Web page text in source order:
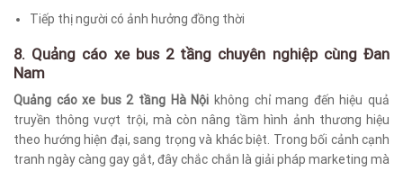
Tiếp thị người có ảnh hưởng đồng thời
8. Quảng cáo xe bus 2 tầng chuyên nghiệp cùng Đan
Nam
Quảng cáo xe bus 2 tầng Hà Nội không chỉ mang đến hiệu quả
truyền thông vượt trội, mà còn nâng tầm hình ảnh thương hiệu
theo hướng hiện đại, sang trọng và khác biệt. Trong bối cảnh cạnh
tranh ngày càng gay gắt, đây chắc chắn là giải pháp marketing mà